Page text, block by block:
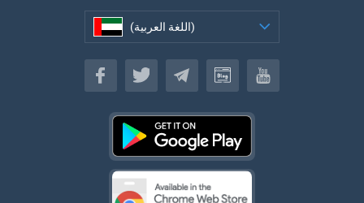
(اللغة العربية)
(اللغة العربية)